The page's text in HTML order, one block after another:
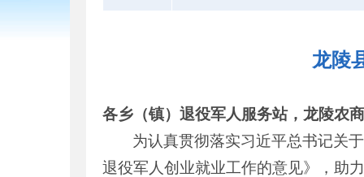
龙陵
各乡（镇）退役军人服务站，龙陵农
为认真贯彻落实习近平总书记关
退役军人创业就业工作的意见》，助